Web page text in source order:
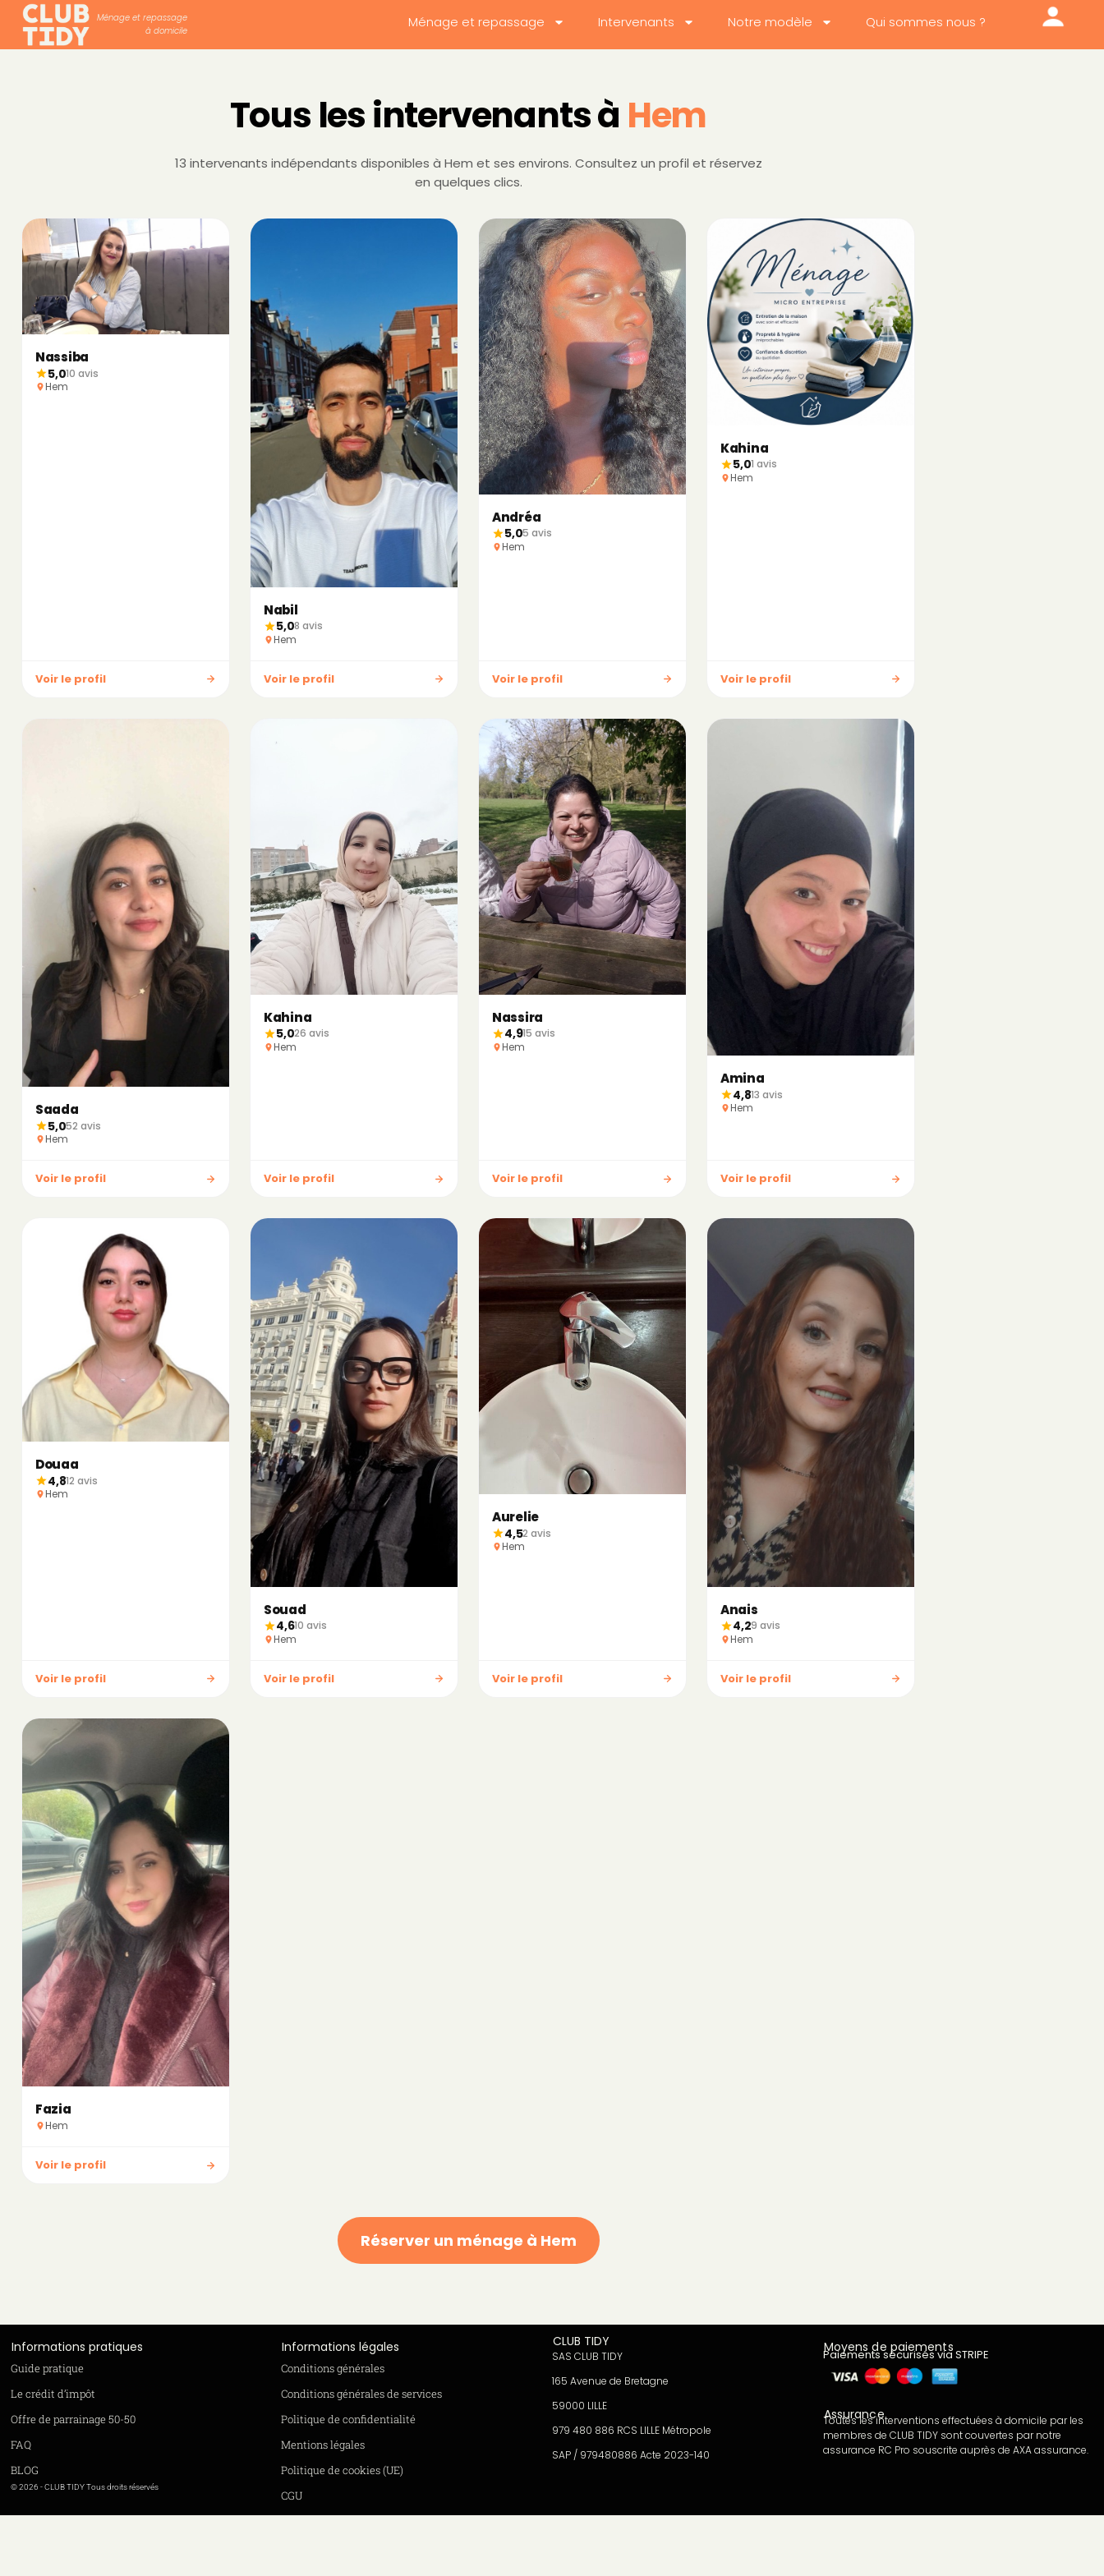
Ménage et repassage
à domicile
Ménage et repassage Intervenants Notre modèle Qui sommes nous ?
Tous les intervenants à Hem
13 intervenants indépendants disponibles à Hem et ses environs. Consultez un profil et réservez
en quelques clics.
Nassiba
5,010 avis
Hem
Voir le profil
Nabil
5,08 avis
Hem
Voir le profil
Andréa
5,05 avis
Hem
Voir le profil
Kahina
5,01 avis
Hem
Voir le profil
Saada
5,052 avis
Hem
Voir le profil
Kahina
5,026 avis
Hem
Voir le profil
Nassira
4,915 avis
Hem
Voir le profil
Amina
4,813 avis
Hem
Voir le profil
Douaa
4,812 avis
Hem
Voir le profil
Souad
4,610 avis
Hem
Voir le profil
Aurelie
4,52 avis
Hem
Voir le profil
Anais
4,29 avis
Hem
Voir le profil
Fazia
Hem
Voir le profil
Réserver un ménage à Hem
Informations pratiques
Guide pratique
Le crédit d’impôt
Offre de parrainage 50-50
FAQ
BLOG
© 2026 - CLUB TIDY Tous droits réservés
Informations légales
Conditions générales
Conditions générales de services
Politique de confidentialité
Mentions légales
Politique de cookies (UE)
CGU
CLUB TIDY
SAS CLUB TIDY
165 Avenue de Bretagne
59000 LILLE
979 480 886 RCS LILLE Métropole
SAP / 979480886 Acte 2023-140
Moyens de paiements
Paiements sécurisés via STRIPE
Assurance
Toutes les interventions effectuées à domicile par les
membres de CLUB TIDY sont couvertes par notre
assurance RC Pro souscrite auprès de AXA assurance.